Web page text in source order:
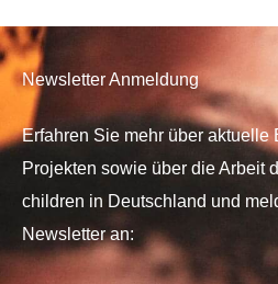
Newsletter Anmeldung
Erfahren Sie mehr über aktuelle
Projekten sowie über die Arbeit
children in Deutschland und
Newsletter an: